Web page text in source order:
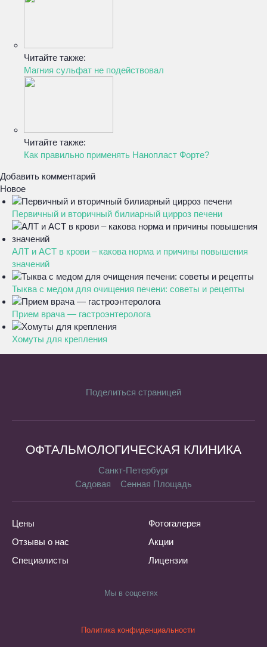
Читайте также:
Магния сульфат не подействовал
Читайте также:
Как правильно применять Нанопласт Форте?
Добавить комментарий
Новое
Первичный и вторичный билиарный цирроз печени
АЛТ и АСТ в крови – какова норма и причины повышения
значений
Тыква с медом для очищения печени: советы и рецепты
Прием врача — гастроэнтеролога
Хомуты для крепления
Поделиться страницей
ОФТАЛЬМОЛОГИЧЕСКАЯ КЛИНИКА
Санкт-Петербург
Садовая
Сенная Площадь
Цены
Отзывы о нас
Специалисты
Фотогалерея
Акции
Лицензии
Мы в соцсетях
Политика конфиденциальности